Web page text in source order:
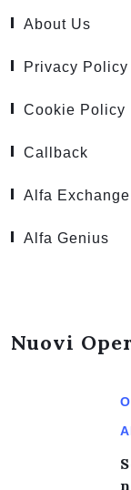
About Us
Privacy Policy
Cookie Policy
Callback
Alfa Exchange
Alfa Genius
Nuovi